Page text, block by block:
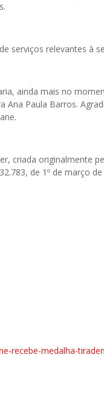
serviços relevantes à
ainda mais no
Paula Barros.
criada originalmente
de 1º de março
recebe-medalha-